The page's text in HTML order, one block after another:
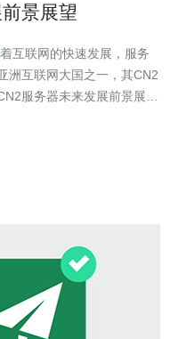
景展望
洲互联网大国之一，其CN2
服务器未来发展前景展望
速稳定的网络连接，满足